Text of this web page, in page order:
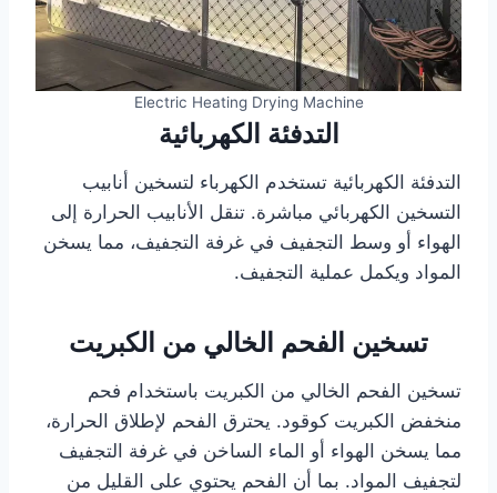
Electric Heating Drying Machine
التدفئة الكهربائية
التدفئة الكهربائية تستخدم الكهرباء لتسخين أنابيب
التسخين الكهربائي مباشرة. تنقل الأنابيب الحرارة إلى
الهواء أو وسط التجفيف في غرفة التجفيف، مما يسخن
المواد ويكمل عملية التجفيف.
تسخين الفحم الخالي من الكبريت
تسخين الفحم الخالي من الكبريت باستخدام فحم
منخفض الكبريت كوقود. يحترق الفحم لإطلاق الحرارة،
مما يسخن الهواء أو الماء الساخن في غرفة التجفيف
لتجفيف المواد. بما أن الفحم يحتوي على القليل من